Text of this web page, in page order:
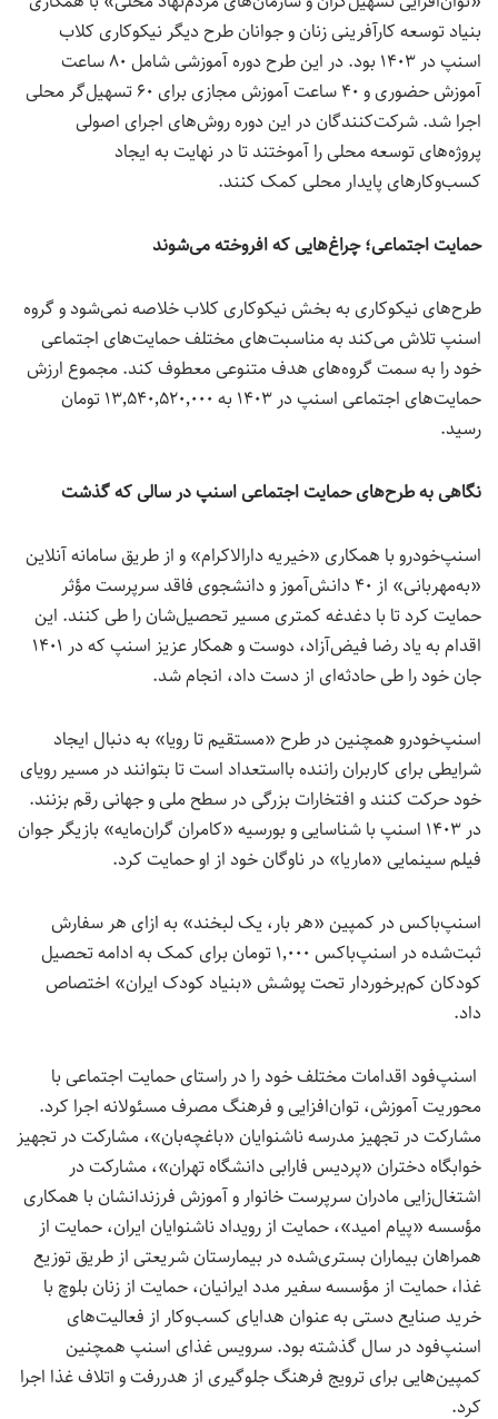
بنیاد توسعه کارآفرینی زنان و جوانان طرح دیگر نیکوکاری کلاب
اسنپ در ۱۴۰۳ بود. در این طرح دوره‌ آموزشی
شامل ۸۰ ساعت
آموزش حضوری و ۴۰ ساعت آموزش مجازی برای ۶۰ تسهیل‌گر محلی
اجرا شد. شرکت‌کنندگان در این دوره روش‌های اجرای اصولی
پروژه‌های توسعه محلی را آموختند تا در نهایت به ایجاد
کسب‌وکارهای پایدار محلی کمک کنند.
حمایت اجتماعی؛ چراغ‌هایی که افروخته می‌شوند
طرح‌های نیکوکاری به بخش نیکوکاری کلاب خلاصه نمی‌شود و گروه
اسنپ تلاش می‌کند به مناسبت‌های مختلف حمایت‌های اجتماعی
خود را به سمت گروه‌های هدف متنوعی معطوف کند. مجموع ارزش
حمایت‌های اجتماعی اسنپ در ۱۴۰۳ به ۱۳٬۵۴۰٬۵۲۰٬۰۰۰ تومان
رسید.
نگاهی به طرح‌های حمایت اجتماعی اسنپ در سالی که گذشت
اسنپ‌خودرو با همکاری «خیریه دارالاکرام» و از طریق سامانه آنلاین
«به‌مهربانی» از ۴۰ دانش‌آموز و دانشجوی فاقد سرپرست مؤثر
حمایت کرد تا با دغدغه کمتری مسیر تحصیل‌شان را طی کنند. این
اقدام به یاد رضا فیض‌آزاد، دوست و همکار عزیز اسنپ که در ۱۴۰۱
جان خود را طی حادثه‌ای از دست داد، انجام شد.
اسنپ‌خودرو همچنین در طرح «مستقیم تا رویا» به دنبال ایجاد
شرایطی برای کاربران راننده بااستعداد است تا بتوانند در مسیر رویای
خود حرکت کنند و افتخارات بزرگی در سطح ملی و جهانی رقم بزنند.
در ۱۴۰۳ اسنپ با شناسایی و بورسیه «کامران گران‌مایه» بازیگر جوان
فیلم سینمایی «ماریا» در ناوگان خود از او حمایت کرد.
اسنپ‌باکس در کمپین «هر بار، یک لبخند» به ازای هر سفارش
ثبت‌شده در اسنپ‌باکس ۱٬۰۰۰ تومان برای کمک به ادامه تحصیل
کودکان کم‌برخوردار تحت پوشش «بنیاد کودک ایران» اختصاص
داد.
اسنپ‌فود اقدامات مختلف خود را در راستای حمایت اجتماعی با
محوریت آموزش، توان‌افزایی و فرهنگ مصرف مسئولانه اجرا کرد.
مشارکت در تجهیز مدرسه ناشنوایان «باغچه‌بان»، مشارکت در تجهیز
خوابگاه دختران «پردیس فارابی دانشگاه تهران»، مشارکت در
اشتغال‌زایی مادران سرپرست خانوار و آموزش فرزندانشان با همکاری
مؤسسه «پیام امید»، حمایت از رویداد ناشنوایان ایران، حمایت از
همراهان بیماران بستری‌شده در بیمارستان شریعتی از طریق توزیع
غذا، حمایت از مؤسسه سفیر مدد ایرانیان، حمایت از زنان بلوچ با
خرید صنایع دستی به عنوان هدایای کسب‌وکار از فعالیت‌های
اسنپ‌فود در سال گذشته بود. سرویس غذای اسنپ همچنین
کمپین‌هایی برای ترویج فرهنگ جلوگیری از هدررفت و اتلاف غذا اجرا
کرد.